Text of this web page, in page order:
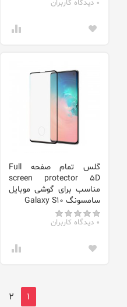
0 دیدگاه کاربران
گلس تمام صفحه Full
screen protector 5D
مناسب برای گوشی موبایل
سامسونگ Galaxy S10
0 دیدگاه کاربران
1
2